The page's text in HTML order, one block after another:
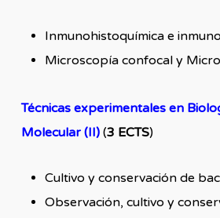
Inmunohistoquímica e
Microscopía confocal y
Técnicas experimentales en
Molecular (II)(3 ECTS)
Cultivo y conservación de
Observación, cultivo y